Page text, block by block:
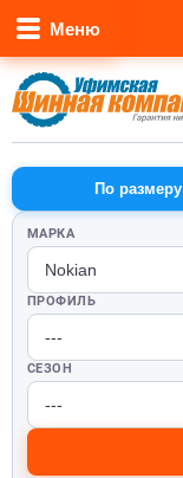
Меню
По размеру
МАРКА
ПРОФИЛЬ
СЕЗОН